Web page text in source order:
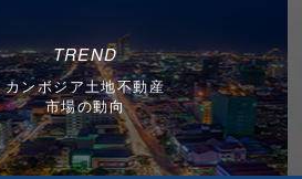
TREND
カンボジア土地不動産
市場の動向